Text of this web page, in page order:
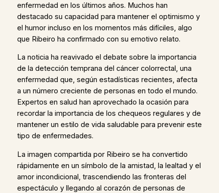
enfermedad en los últimos años. Muchos han
destacado su capacidad para mantener el optimismo y
el humor incluso en los momentos más difíciles, algo
que Ribeiro ha confirmado con su emotivo relato.
La noticia ha reavivado el debate sobre la importancia
de la detección temprana del cáncer colorrectal, una
enfermedad que, según estadísticas recientes, afecta
a un número creciente de personas en todo el mundo.
Expertos en salud han aprovechado la ocasión para
recordar la importancia de los chequeos regulares y de
mantener un estilo de vida saludable para prevenir este
tipo de enfermedades.
La imagen compartida por Ribeiro se ha convertido
rápidamente en un símbolo de la amistad, la lealtad y el
amor incondicional, trascendiendo las fronteras del
espectáculo y llegando al corazón de personas de